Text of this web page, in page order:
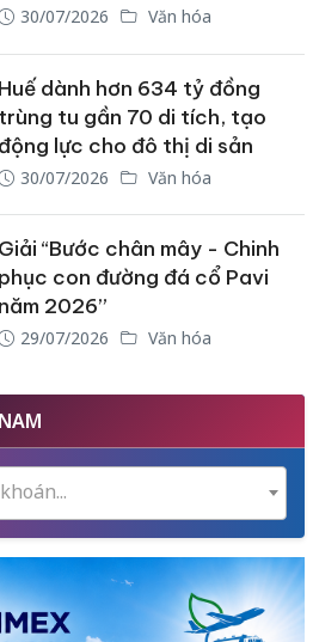
30/07/2026 Văn hóa
Huế dành hơn 634 tỷ đồng
trùng tu gần 70 di tích, tạo
động lực cho đô thị di sản
30/07/2026 Văn hóa
Giải “Bước chân mây - Chinh
phục con đường đá cổ Pavi
năm 2026”
29/07/2026 Văn hóa